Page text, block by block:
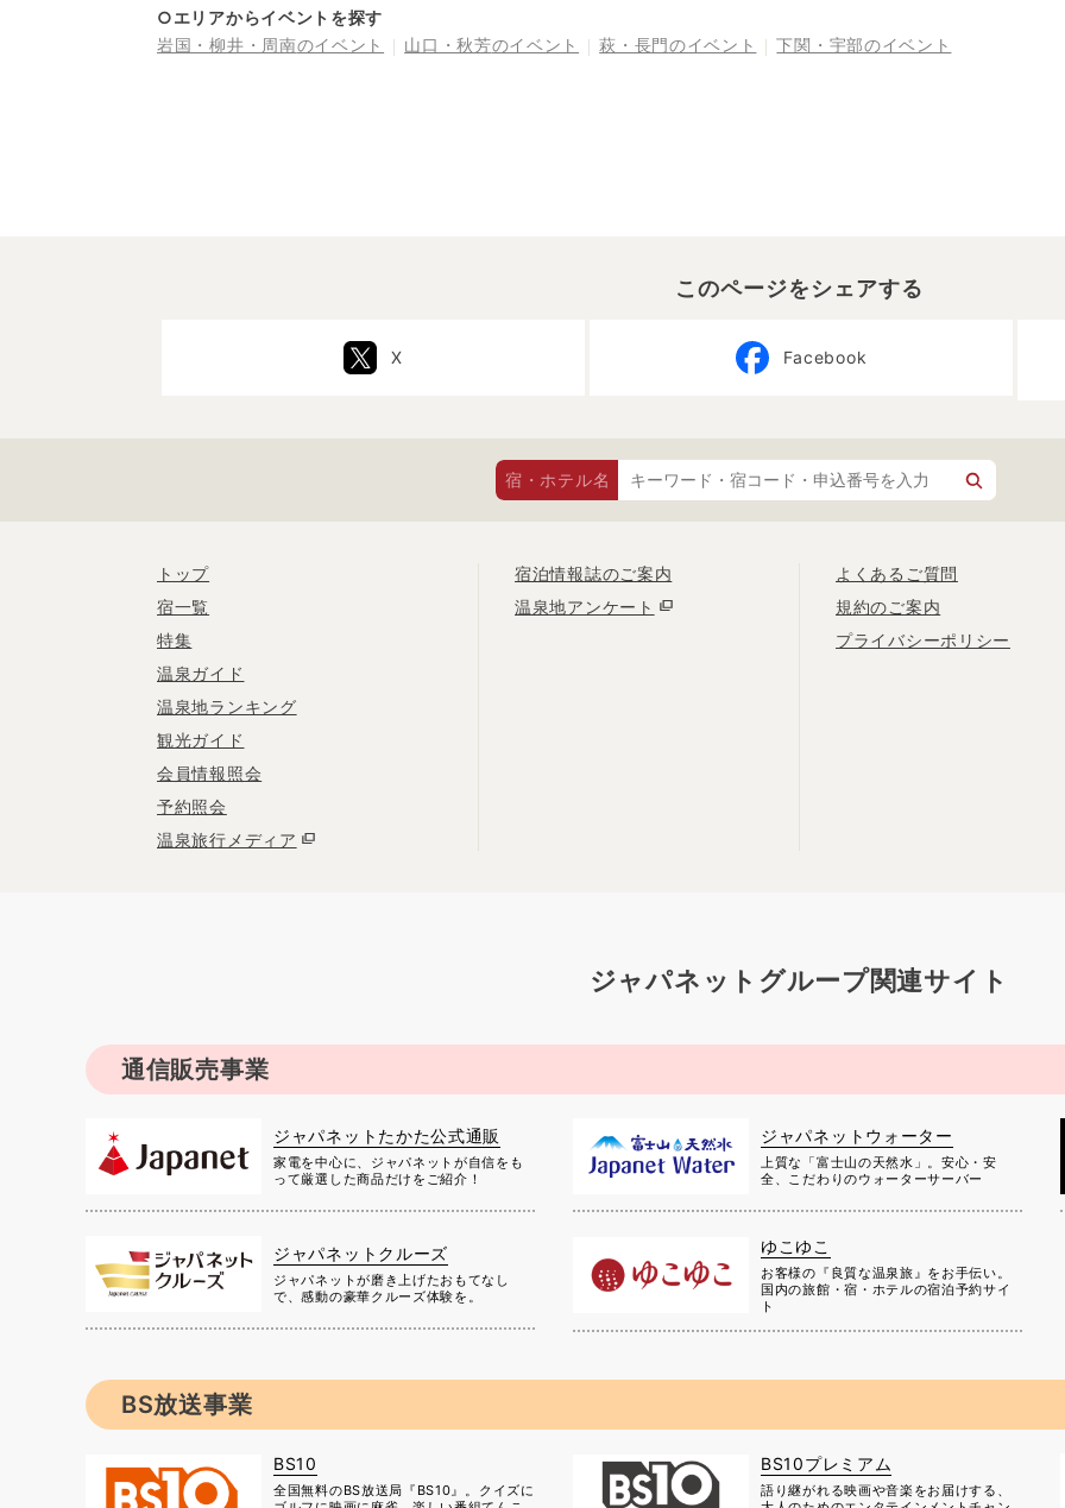
○エリアからイベントを探す
岩国・柳井・周南のイベント 山口・秋芳のイベント 萩・長門のイベント 下関・宇部のイベント
このページをシェアする
X Facebook
宿・ホテル名
トップ
宿一覧
特集
温泉ガイド
温泉地ランキング
観光ガイド
会員情報照会
予約照会
温泉旅行メディア
宿泊情報誌のご案内
温泉地アンケート
よくあるご質問
規約のご案内
プライバシーポリシー
ジャパネットグループ関連サイト
通信販売事業
ジャパネットたかた公式通販
家電を中心に、ジャパネットが自信をも
って厳選した商品だけをご紹介！
ジャパネットウォーター
上質な「富士山の天然水」。安心・安
全、こだわりのウォーターサーバー
ジャパネットクルーズ
ジャパネットが磨き上げたおもてなし
で、感動の豪華クルーズ体験を。
ゆこゆこ
お客様の『良質な温泉旅』をお手伝い。
国内の旅館・宿・ホテルの宿泊予約サイ
ト
BS放送事業
BS10
全国無料のBS放送局『BS10』。クイズに
BS10プレミアム
語り継がれる映画や音楽をお届けする、